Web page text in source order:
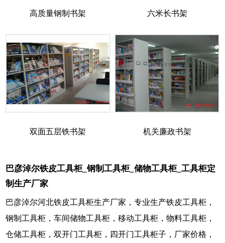
高质量钢制书架 六米长书架
双面五层铁书架 机关廉政书架
巴彦淖尔铁皮工具柜_钢制工具柜_储物工具柜_工具柜定
制生产厂家
巴彦淖尔河北铁皮工具柜生产厂家，专业生产铁皮工具柜，
钢制工具柜，车间储物工具柜，移动工具柜，物料工具柜，
仓储工具柜，双开门工具柜，四开门工具柜子，厂家价格，